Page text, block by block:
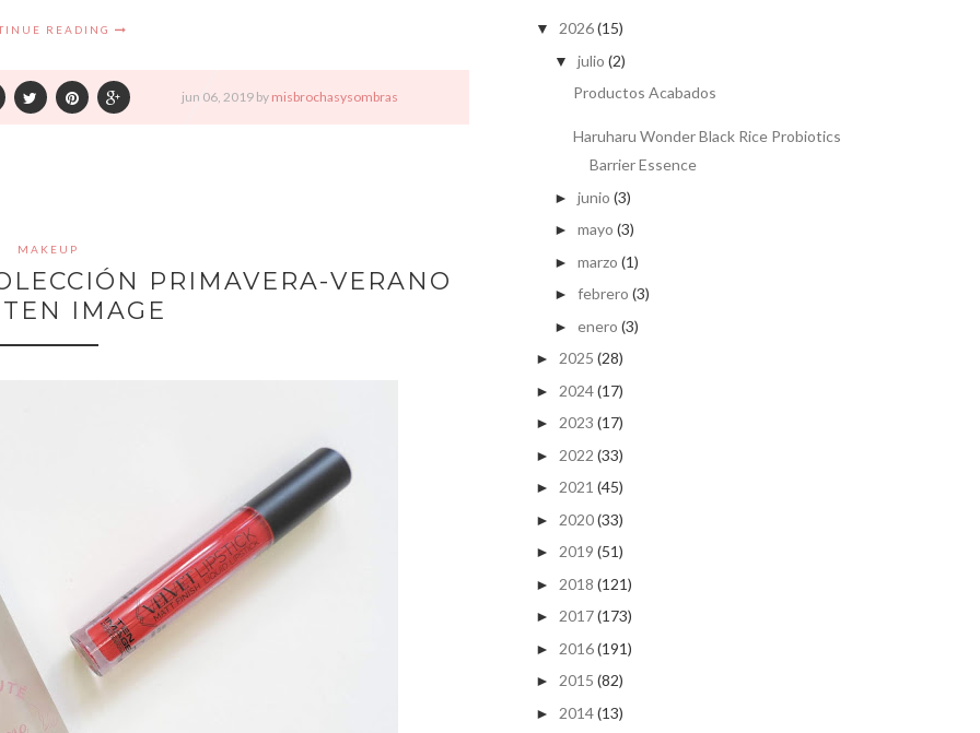
READING
jun 06, 2019 by misbrochasysombras
MAKEUP
PRIMAVERA-VERANO
IMAGE
▼ 2026(15)
▼ julio (2)
Productos Acabados
Haruharu Wonder Black Rice Probiotics
Barrier Essence
► junio (3)
► mayo (3)
► marzo (1)
► febrero (3)
► enero (3)
► 2025 (28)
► 2024(17)
► 2023 (17)
► 2022 (33)
► 2021 (45)
► 2020(33)
► 2019 (51)
► 2018 (121)
► 2017(173)
► 2016(191)
► 2015 (82)
► 2014(13)